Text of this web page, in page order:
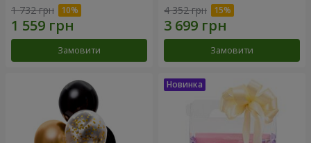
1 732 грн
Замовити
4 352 грн
Замовити